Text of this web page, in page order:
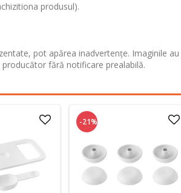
produsul).
pot apărea inadvertențe. Imaginile
fără notificare prealabilă.
-21%